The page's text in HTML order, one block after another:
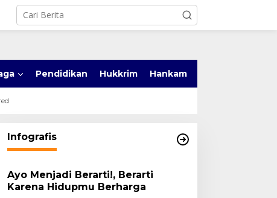
Pendidikan Hukkrim Hankam
Infografis
Ayo Menjadi Berarti!, Berarti
Karena Hidupmu Berharga